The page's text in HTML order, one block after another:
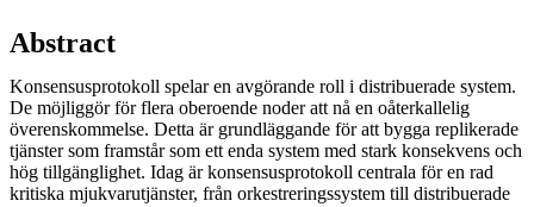
Abstract
Konsensusprotokoll spelar en avgörande roll i distribuerade system.
De möjliggör för flera oberoende noder att nå en oåterkallelig
överenskommelse. Detta är grundläggande för att bygga replikerade
tjänster som framstår som ett enda system med stark konsekvens och
hög tillgänglighet. Idag är konsensusprotokoll centrala för en rad
kritiska mjukvarutjänster, från orkestreringssystem till distribuerade